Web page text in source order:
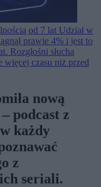
od 7 lat Udział w
prawie 4% i jest to
Rozgłośni słucha
więcej czasu niż przed
nową
podcast z
każdy
z
seriali.